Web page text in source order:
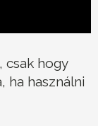
csak hogy
ha használni